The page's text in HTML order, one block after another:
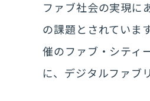
ファブ社会の実現に
の課題とされていま
催のファブ・シティ
に、デジタルファブ